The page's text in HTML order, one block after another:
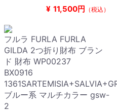
¥ 11,500円 （税込）
フルラ FURLA FURLA
GILDA 2つ折り財布 ブラン
ド 財布 WP00237
BX0916
ブルー系 マルチカラー gsw-
2